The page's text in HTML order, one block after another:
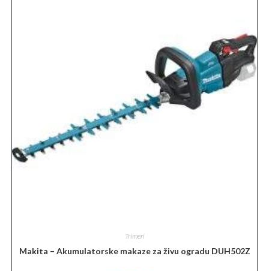
Trimeri
Makita – Akumulatorske makaze za živu ogradu DUH502Z